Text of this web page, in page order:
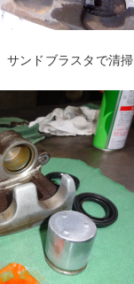
サンドブラスタで清掃